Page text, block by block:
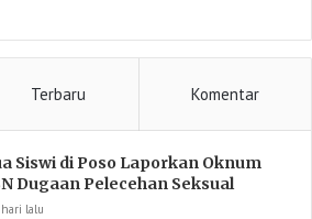
Terbaru Komentar
Siswi di Poso Laporkan Oknum
Dugaan Pelecehan Seksual
lalu